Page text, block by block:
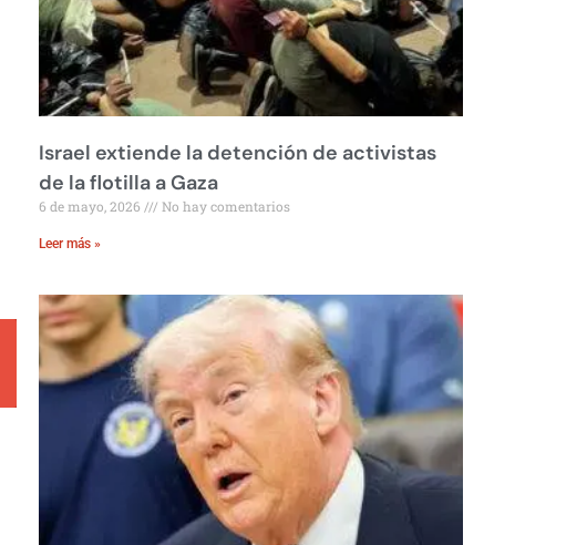
Israel extiende la detención de activistas
de la flotilla a Gaza
6 de mayo, 2026 No hay comentarios
Leer más »